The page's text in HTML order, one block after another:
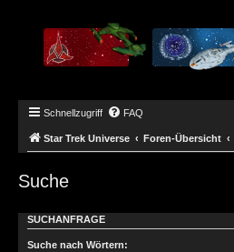
Schnellzugriff FAQ
Star Trek Universe Foren-Übersicht
Suche
SUCHANFRAGE
Suche nach Wörtern: